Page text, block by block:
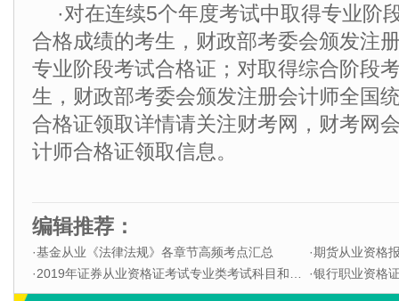
·对在连续5个年度考试中取得专业阶
合格成绩的考生，财政部考委会颁发注
专业阶段考试合格证；对取得综合阶段
生，财政部考委会颁发注册会计师全国
合格证领取详情请关注财考网，财考网
计师合格证领取信息。
编辑推荐：
·基金从业《法律法规》各章节高频考点汇总 ·期货从业资格
·2019年证券从业资格证考试专业类考试科目和题型 ·银行职业资格证